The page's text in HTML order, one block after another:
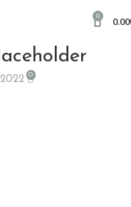
0 0.00
2022 0